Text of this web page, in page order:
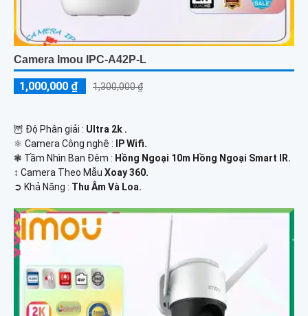
Camera Imou IPC-A42P-L
1,000,000 ₫ 1,300,000 ₫
🦉 Độ Phân giải : Ultra 2k .
⚛️ Camera Công nghệ : IP Wifi.
❃ Tầm Nhìn Ban Đêm : Hồng Ngoại 10m Hồng Ngoại Smart IR.
↕️ Camera Theo Mẫu Xoay 360.
️➲ Khả Năng : Thu Âm Và Loa.